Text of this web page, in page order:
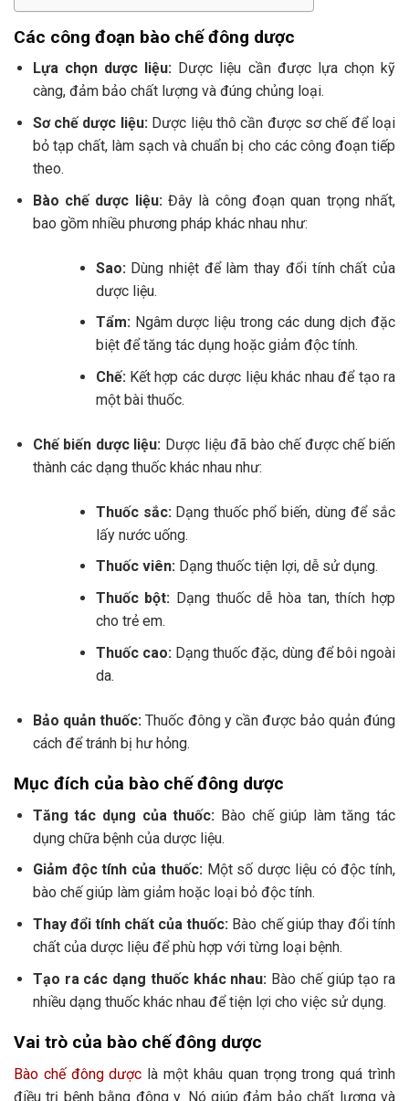
Các công đoạn bào chế đông dược
Lựa chọn dược liệu: Dược liệu cần được lựa chọn kỹ
càng, đảm bảo chất lượng và đúng chủng loại.
Sơ chế dược liệu:Dược liệu thô cần được sơ chế để loại
bỏ tạp chất, làm sạch và chuẩn bị cho các công đoạn tiếp
theo.
Bào chế dược liệu: Đây là công đoạn quan trọng nhất,
bao gồm nhiều phương pháp khác nhau như:
Sao: Dùng nhiệt để làm thay đổi tính chất của
dược liệu.
Tẩm:Ngâm dược liệu trong các dung dịch đặc
biệt để tăng tác dụng hoặc giảm độc tính.
Chế: Kết hợp các dược liệu khác nhau để tạo ra
một bài thuốc.
Chế biến dược liệu: Dược liệu đã bào chế được chế biến
thành các dạng thuốc khác nhau như:
Thuốc sắc: Dạng thuốc phổ biến, dùng để sắc
lấy nước uống.
Thuốc viên:Dạng thuốc tiện lợi, dễ sử dụng.
Thuốc bột: Dạng thuốc dễ hòa tan, thích hợp
cho trẻ em.
Thuốc cao: Dạng thuốc đặc, dùng để bôi ngoài
da.
Bảo quản thuốc: Thuốc đông y cần được bảo quản đúng
cách để tránh bị hư hỏng.
Mục đích của bào chế đông dược
Tăng tác dụng của thuốc: Bào chế giúp làm tăng tác
dụng chữa bệnh của dược liệu.
Giảm độc tính của thuốc:Một số dược liệu có độc tính,
bào chế giúp làm giảm hoặc loại bỏ độc tính.
Thay đổi tính chất của thuốc: Bào chế giúp thay đổi tính
chất của dược liệu để phù hợp với từng loại bệnh.
Tạo ra các dạng thuốc khác nhau: Bào chế giúp tạo ra
nhiều dạng thuốc khác nhau để tiện lợi cho việc sử dụng.
Vai trò của bào chế đông dược
Bào chế đông dược là một khâu quan trọng trong quá trình
điều trị bệnh bằng đông y. Nó giúp đảm bảo chất lượng và